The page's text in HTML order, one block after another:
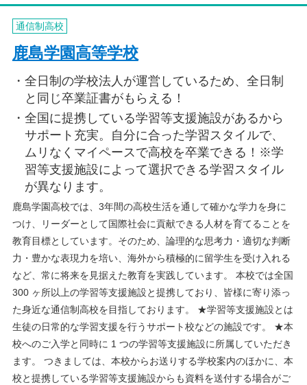
通信制高校
鹿島学園高等学校
全日制の学校法人が運営しているため、全日制
と同じ卒業証書がもらえる！
全国に提携している学習等支援施設があるから
サポート充実。自分に合った学習スタイルで、
ムリなくマイペースで高校を卒業できる！※学
習等支援施設によって選択できる学習スタイル
が異なります。
鹿島学園高校では、3年間の高校生活を通して確かな学力を身に
つけ、リーダーとして国際社会に貢献できる人材を育てることを
教育目標としています。そのため、論理的な思考力・適切な判断
力・豊かな表現力を培い、海外から積極的に留学生を受け入れる
など、常に将来を見据えた教育を実践しています。 本校では全国
300 ヶ所以上の学習等支援施設と提携しており、皆様に寄り添っ
た身近な通信制高校を目指しております。 ★学習等支援施設とは
生徒の日常的な学習支援を行うサポート校などの施設です。 ★本
校へのご入学と同時に 1 つの学習等支援施設に所属していただき
ます。 つきましては、本校からお送りする学校案内のほかに、本
校と提携している学習等支援施設からも資料を送付する場合がご